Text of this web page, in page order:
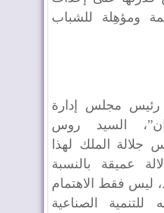
ومؤهِلة للشباب
رئيس مجلس إدارة
السيد روس
جلالة الملك لهذا
عميقة بالنسبة
ليس فقط الاهتمام
للتنمية الصناعية